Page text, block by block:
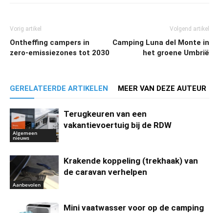
Vorig artikel
Ontheffing campers in
zero-emissiezones tot 2030
Volgend artikel
Camping Luna del Monte in
het groene Umbrië
GERELATEERDE ARTIKELEN MEER VAN DEZE AUTEUR
Algemeen
nieuws
Terugkeuren van een
vakantievoertuig bij de RDW
Aanbevolen
Krakende koppeling (trekhaak) van
de caravan verhelpen
Mini vaatwasser voor op de camping